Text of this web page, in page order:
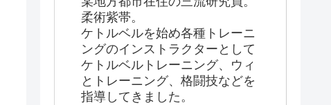
柔術紫帯。
ケトルベルを始め各種トレーニ
ングのインストラクターとして
ケトルベルトレーニング、ウィ
とトレーニング、格闘技などを
指導してきました。